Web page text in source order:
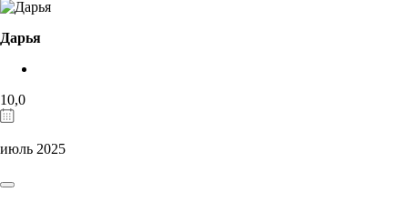
Дарья
10,0
июль 2025